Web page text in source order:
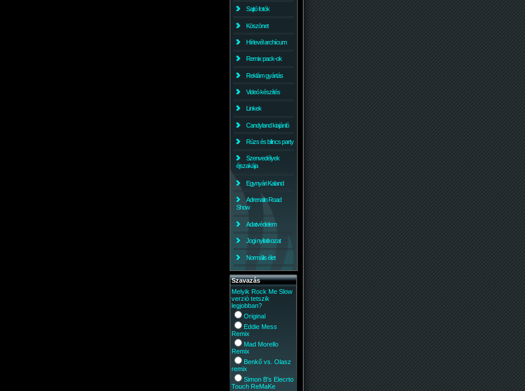
Sajtó fotók
Köszönet
Hírlevél archícum
Remix pack-ok
Reklám gyártás
Videó készítés
Linkek
Candyland kiajánló
Rúzs és bilincs party
Szenvedélyek
éjszakája
Egynyári Kaland
Adrenalin Road
Show
Adatvédelem
Jogi nyilatkozat
Normális élet
Szavazás
Melyik Rock Me Slow
verzió tetszik
legjobban?
Original
Eddie Mess
Remix
Mad Morello
Remix
Benkő vs. Olasz
remix
Simon B's Elecrto
Touch ReMaKe